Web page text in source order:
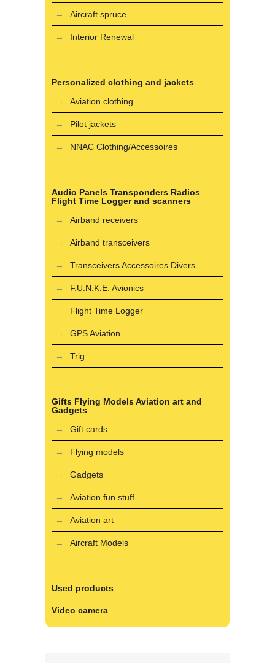
Aircraft spruce
Interior Renewal
Personalized clothing and jackets
Aviation clothing
Pilot jackets
NNAC Clothing/Accessoires
Audio Panels Transponders Radios
Flight Time Logger and scanners
Airband receivers
Airband transceivers
Transceivers Accessoires Divers
F.U.N.K.E. Avionics
Flight Time Logger
GPS Aviation
Trig
Gifts Flying Models Aviation art and
Gadgets
Gift cards
Flying models
Gadgets
Aviation fun stuff
Aviation art
Aircraft Models
Used products
Video camera